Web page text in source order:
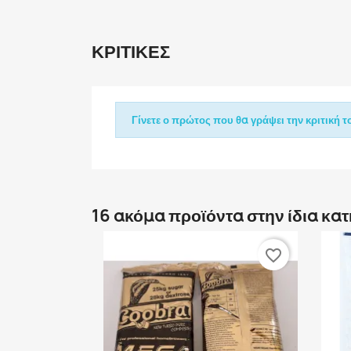
ΚΡΙΤΙΚΈΣ
Γίνετε ο πρώτος που θα γράψει την κριτική
16 ακόμα προϊόντα στην ίδια
favorite_border